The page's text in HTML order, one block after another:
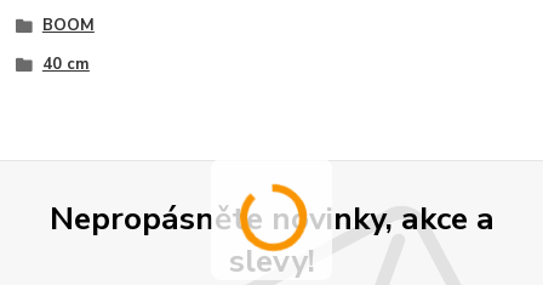
BOOM
40 cm
Nepropásněte novinky, akce a
slevy!